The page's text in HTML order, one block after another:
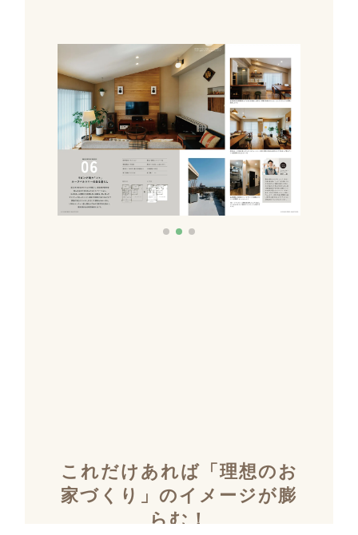
これだけあれば「理想のお
家づくり」のイメージが膨
らむ！